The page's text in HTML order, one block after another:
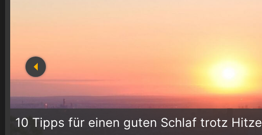
10 Tipps für einen guten Schlaf trotz Hitze